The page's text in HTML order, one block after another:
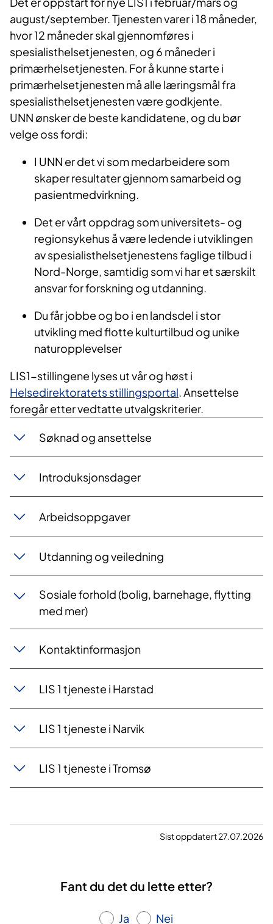
august/september. Tjenesten varer i 18 måneder,
hvor 12 måneder skal gjennomføres i
spesialisthelsetjenesten, og 6 måneder i
primærhelsetjenesten. For å kunne starte i
primærhelsetjenesten må alle læringsmål fra
spesialisthelsetjenesten være godkjente.
UNN ønsker de beste kandidatene, og du bør
velge oss fordi:
I UNN er det vi som medarbeidere som
skaper resultater gjennom samarbeid og
pasientmedvirkning.
Det er vårt oppdrag som universitets- og
regionsykehus å være ledende i utviklingen
av spesialisthelsetjenestens faglige tilbud i
Nord-Norge, samtidig som vi har et særskilt
ansvar for forskning og utdanning.
Du får jobbe og bo i en landsdel i stor
utvikling med flotte kulturtilbud og unike
naturopplevelser
LIS1-stillingene lyses ut vår og høst i
Helsedirektoratets stillingsportal. Ansettelse
foregår etter vedtatte utvalgskriterier. ​
Søknad og ansettelse
Introduksjonsdager
Arbeidsoppgaver
Utdanning og veiledning
Sosiale forhold (bolig, barnehage, flytting
med mer)
Kontaktinformasjon
LIS 1 tjeneste i Harstad
LIS 1 tjeneste i Narvik
LIS 1 tjeneste i Tromsø
Sist oppdatert 27.07.2026
Fant du det du lette etter?
Ja Nei